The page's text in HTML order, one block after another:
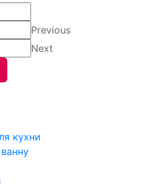
Previous
Next
кухни